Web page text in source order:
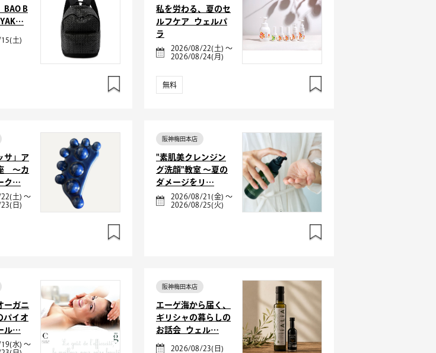
BAO B
土)
私を労わる、夏のセ
ルフケア_ウェルパ
ラ
2026/08/22(土) ～
2026/08/24(月)
無料
サ」ア
～カ
ク…
土) ～
日)
阪神梅田本店
"素肌美クレンジン
グ洗顔"教室 〜夏の
ダメージをリ…
2026/08/21(金) ～
2026/08/25(火)
ーガニ
パイオ
ル…
水) ～
阪神梅田本店
エーゲ海から届く、
ギリシャの暮らしの
お話会_ウェル…
2026/08/23(日)